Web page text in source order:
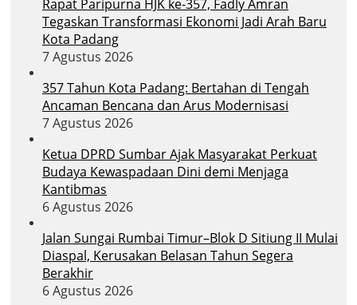
Rapat Paripurna HJK ke-357, Fadly Amran
Tegaskan Transformasi Ekonomi Jadi Arah Baru
Kota Padang
7 Agustus 2026
357 Tahun Kota Padang: Bertahan di Tengah
Ancaman Bencana dan Arus Modernisasi
7 Agustus 2026
Ketua DPRD Sumbar Ajak Masyarakat Perkuat
Budaya Kewaspadaan Dini demi Menjaga
Kantibmas
6 Agustus 2026
Jalan Sungai Rumbai Timur–Blok D Sitiung II Mulai
Diaspal, Kerusakan Belasan Tahun Segera
Berakhir
6 Agustus 2026